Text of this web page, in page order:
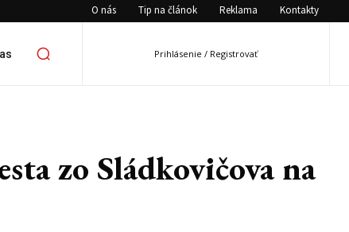
O nás Tip na článok Reklama Kontakty
Prihlásenie / Registrovať
zo Sládkovičova na